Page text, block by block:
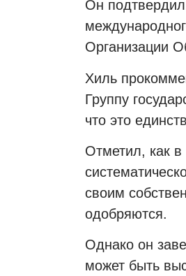
Он
Организации
Хиль
Группу
что это
Отметил, как
своим
одобряются.
Однако он
может быть